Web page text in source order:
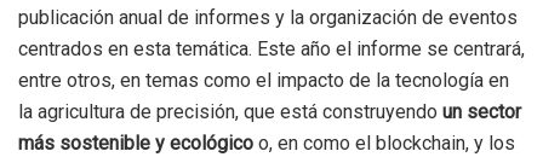
publicación anual de informes y la organización de eventos
centrados en esta temática. Este año el informe se centrará,
entre otros, en temas como el impacto de la tecnología en
la agricultura de precisión, que está construyendo un sector
más sostenible y ecológico o, en como el blockchain, y los